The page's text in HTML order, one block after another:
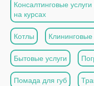
Консалтинговые
на курсах
Котлы Клининговые
Бытовые услуги
Помада для губ